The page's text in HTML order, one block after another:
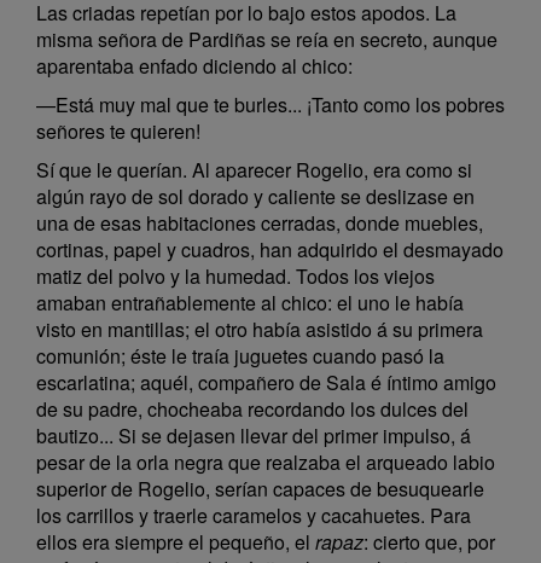
Las criadas repetían por lo bajo estos apodos. La
misma señora de Pardiñas se reía en secreto, aunque
aparentaba enfado diciendo al chico:
—Está muy mal que te burles... ¡Tanto como los pobres
señores te quieren!
Sí que le querían. Al aparecer Rogelio, era como si
algún rayo de sol dorado y caliente se deslizase en
una de esas habitaciones cerradas, donde muebles,
cortinas, papel y cuadros, han adquirido el desmayado
matiz del polvo y la humedad. Todos los viejos
amaban entrañablemente al chico: el uno le había
visto en mantillas; el otro había asistido á su primera
comunión; éste le traía juguetes cuando pasó la
escarlatina; aquél, compañero de Sala é íntimo amigo
de su padre, chocheaba recordando los dulces del
bautizo... Si se dejasen llevar del primer impulso, á
pesar de la orla negra que realzaba el arqueado labio
superior de Rogelio, serían capaces de besuquearle
los carrillos y traerle caramelos y cacahuetes. Para
ellos era siempre el pequeño, el rapaz: cierto que, por